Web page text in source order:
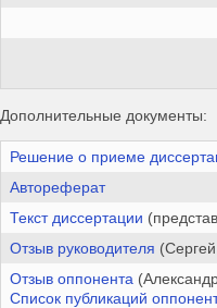
Дополнительные документы:
Решение о приеме
Автореферат
Текст диссертации
Отзыв руководителя
Отзыв оппонента
Список публикаций